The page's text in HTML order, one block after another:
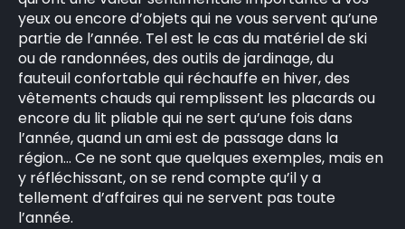
yeux ou encore d’objets qui ne vous servent qu’une
partie de l’année. Tel est le cas du matériel de ski
ou de randonnées, des outils de jardinage, du
fauteuil confortable qui réchauffe en hiver, des
vêtements chauds qui remplissent les placards ou
encore du lit pliable qui ne sert qu’une fois dans
l’année, quand un ami est de passage dans la
région… Ce ne sont que quelques exemples, mais en
y réfléchissant, on se rend compte qu’il y a
tellement d’affaires qui ne servent pas toute
l’année.